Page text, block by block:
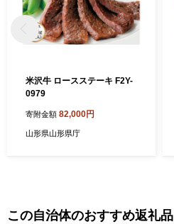
米沢牛 ロースステーキ F2Y-
0979
寄附金額 82,000円
山形県山形県庁
この自治体のおすすめ返礼品